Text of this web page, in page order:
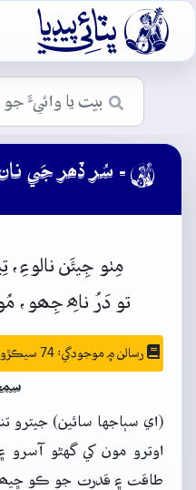

 - سُر ڏھر جَي
مِٺو جِيئَن نالوءِ،
تو دَرُ ناھِ جِھو،
رسالن ۾ موجودگي: 74 سيڪڙو
(اي سٻاجها سائين) جيترو
اوترو مون کي گهڻو آسرو
طاقت ۽ قدرت جو ڪو